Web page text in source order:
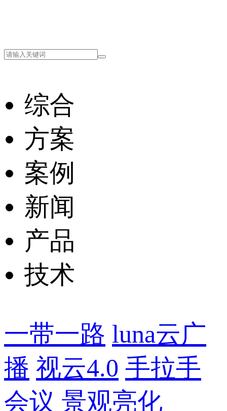
综合
方案
案例
新闻
产品
技术
一带一路 luna云广
播 视云4.0 手拉手
会议 景观亮化